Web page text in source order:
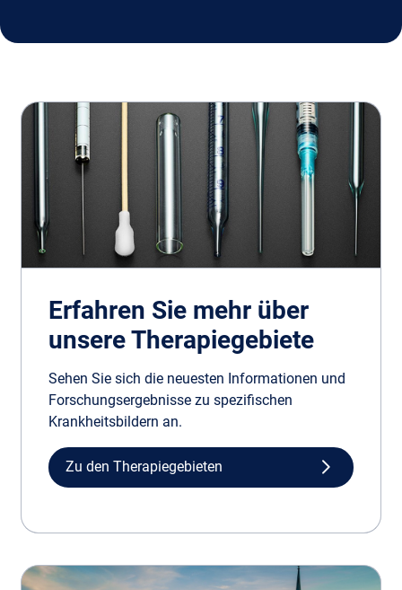
Erfahren Sie mehr über
unsere Therapiegebiete
Sehen Sie sich die neuesten Informationen und
Forschungsergebnisse zu spezifischen
Krankheitsbildern an.
Zu den Therapiegebieten